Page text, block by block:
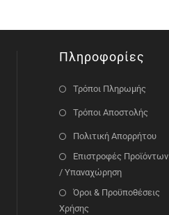
Πληροφορίες
Τρόποι Πληρωμής
Τρόποι Αποστολής
Πολιτική Απορρήτου
Επιστροφές Προϊόντων
/ Υπαναχώρηση
Όροι & Προϋποθέσεις
Χρήσης